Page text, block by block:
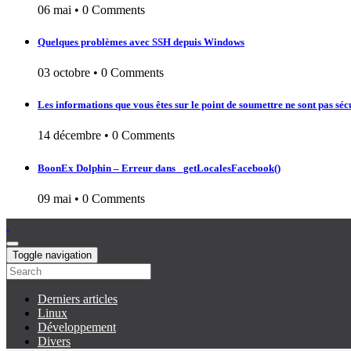
06 mai • 0 Comments
Quelques problèmes avec SSH depuis Windows
03 octobre • 0 Comments
Les informations que vous êtes sur le point de soumettre ne sont pas
14 décembre • 0 Comments
BoonEx Dolphin – Erreur dans _getLocalesFacebook()
09 mai • 0 Comments
Toggle navigation
Derniers articles
Linux
Développement
Divers